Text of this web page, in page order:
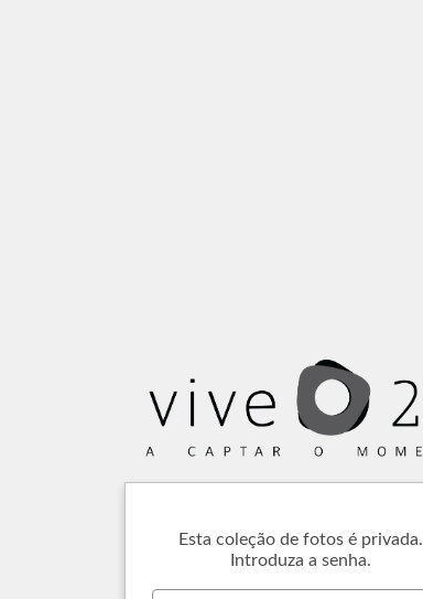
Esta coleção de fotos é privada.
Introduza a senha.